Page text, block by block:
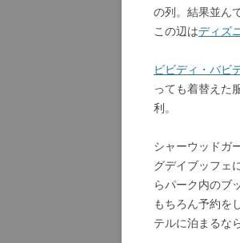
の列。結果並ん
この辺はディズ
ビビディ・バビ
っても着替えた
利。
シャーウッドガ
グデイブッフェ
らパーク内のブ
もちろん予約を
テルに泊まるな